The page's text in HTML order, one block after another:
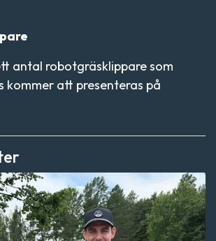
antal robotgräsklippare som
kommer att presenteras på